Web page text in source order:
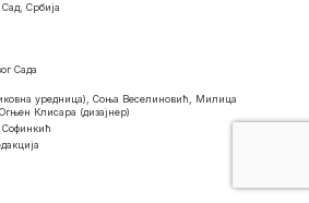
Србија
Сада
уредница), Соња Веселиновић, Милица
Клисара (дизајнер)